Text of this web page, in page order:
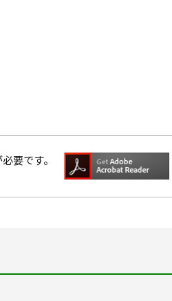
要です。